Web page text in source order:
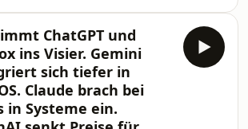
laufen Quelle:
news/Um-860-
ueberzogen-KI-trieb-bei-
Kosten-mancher-Projekte-
ChatGPT und
ins Visier. Gemini
sich tiefer in
Claude brach bei
in Systeme ein.